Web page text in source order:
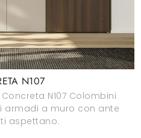
N107
N107 Colombini
armadi a muro con ante
aspettano.